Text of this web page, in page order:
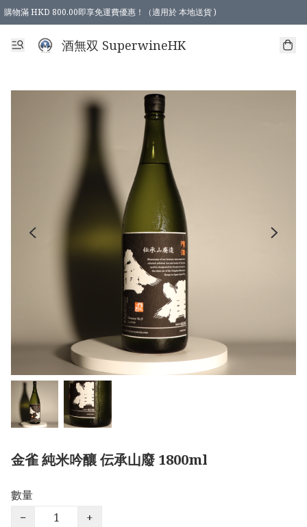
購物滿 HKD 800.00即享免運費優惠！（適用於 本地送貨 )
酒無双 SuperwineHK
金雀 純米吟釀 伝承山廢 1800ml
數量
−
+